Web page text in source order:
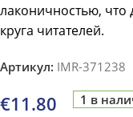
лаконичностью, что
круга читателей.
Артикул: IMR-371238
€11.80 1 в